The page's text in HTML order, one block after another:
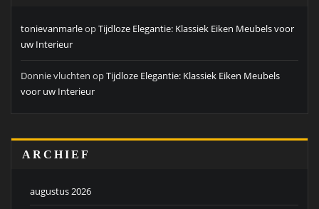
tonievanmarleopTijdloze Elegantie: Klassiek Eiken Meubels voor
uw Interieur
Donnie vluchten opTijdloze Elegantie: Klassiek Eiken Meubels
voor uw Interieur
ARCHIEF
augustus 2026